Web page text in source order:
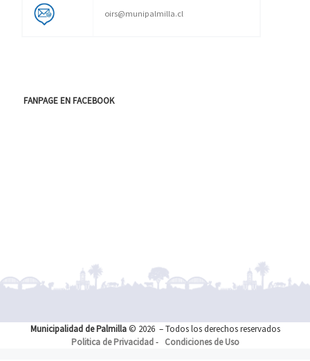
oirs@munipalmilla.cl
FANPAGE EN FACEBOOK
Municipalidad de Palmilla© 2026 – Todos los derechos reservados
Politica de Privacidad- Condiciones de Uso